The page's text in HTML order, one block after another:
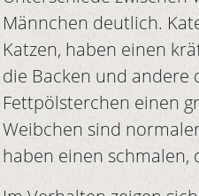
Männchen deutlich.
Katzen, haben einen
die Backen und andere
Fettpölsterchen einen
Weibchen sind
haben einen schmalen,